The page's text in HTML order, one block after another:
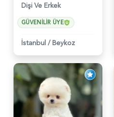
Dişi Ve Erkek
GÜVENILIR ÜYE
İstanbul / Beykoz